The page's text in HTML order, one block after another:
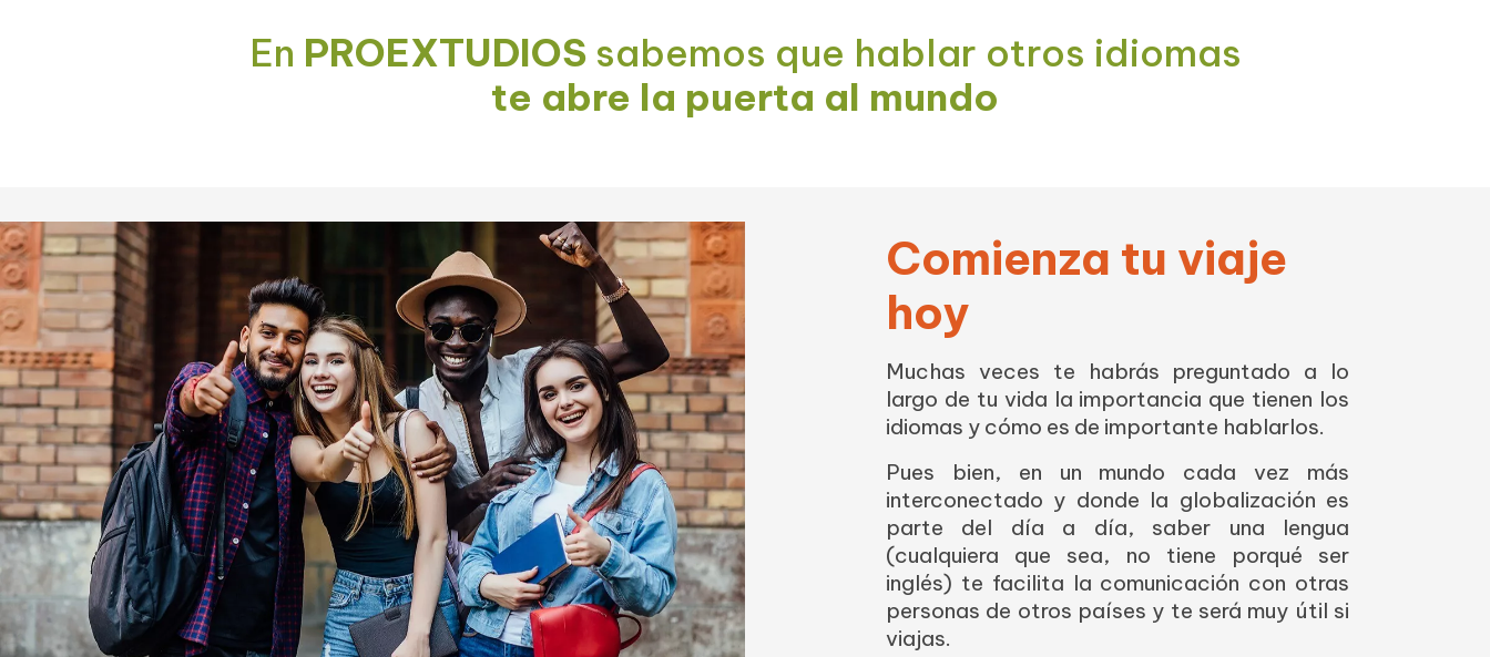
En PROEXTUDIOSsabemos que hablar otros idiomas
te abre la puerta al mundo
Comienza tu viaje
hoy
Muchas veces te habrás preguntado a lo
largo de tu vida la importancia que tienen los
idiomas y cómo es de importante hablarlos.
Pues bien, en un mundo cada vez más
interconectado y donde la globalización es
parte del día a día, saber una lengua
(cualquiera que sea, no tiene porqué ser
inglés) te facilita la comunicación con otras
personas de otros países y te será muy útil si
viajas.